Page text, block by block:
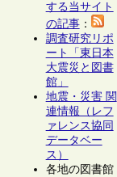
する当サイト
の記事：
調査研究リポ
ート「東日本
大震災と図書
館」
地震・災害 関
連情報（レフ
ァレンス協同
データベー
ス）
各地の図書館